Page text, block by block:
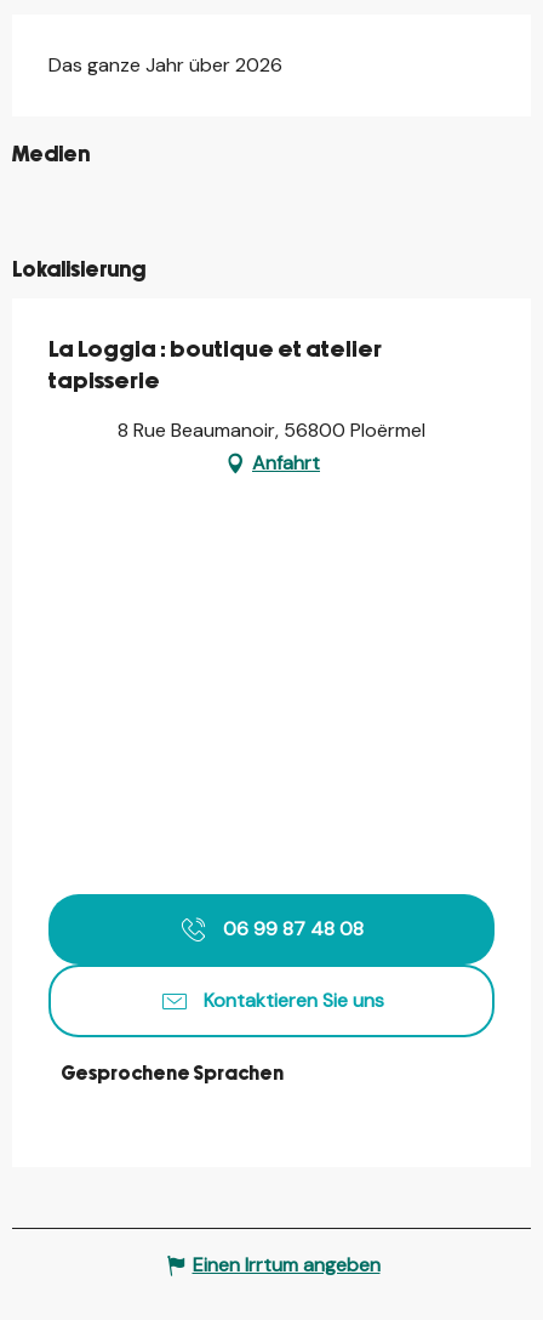
Das ganze Jahr über 2026
Medien
©
©
Lokalisierung
La Loggia : boutique et atelier
tapisserie
8 Rue Beaumanoir, 56800 Ploërmel
Anfahrt
06 99 87 48 08
Kontaktieren Sie uns
Gesprochene Sprachen
Gesprochene Sprachen
Einen Irrtum angeben